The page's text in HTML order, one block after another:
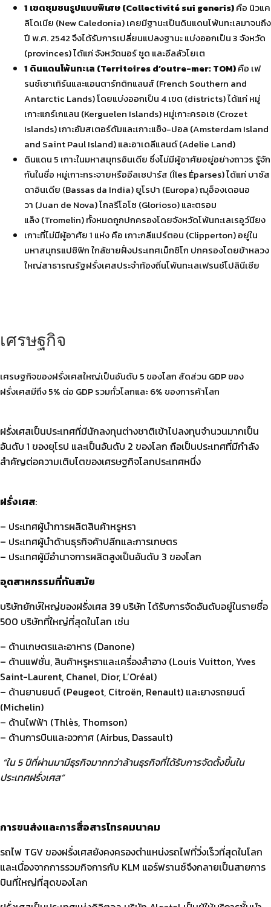
1 เขตชุมชนรูปแบบพิเศษ (Collectivité sui generis)คือ นิวแค
ลิโดเนีย (New Caledonia) เคยมีฐานะเป็นดินแดนโพ้นทะเลมาจนถึง
ปี พ.ศ. 2542 จึงได้รับการเปลี่ยนแปลงฐานะ แบ่งออกเป็น 3 จังหวัด
(provinces) ได้แก่ จังหวัดนอร์ ซูด และอีลลัวโยเต
1 ดินแดนโพ้นทะเล (Territoires d’outre-mer: TOM)คือ เฟ
รนช์เซาเทิร์นและแอนตาร์กติกแลนส์ (French Southern and
Antarctic Lands) โดยแบ่งออกเป็น 4 เขต (districts) ได้แก่ หมู่
เกาะแกร์เกแลน (Kerguelen Islands) หมู่เกาะครอเซ (Crozet
Islands) เกาะอัมสเตอร์ดัมและเกาะแซ็ง-ปอล (Amsterdam Island
and Saint Paul Island) และอาเดลีแลนด์ (Adelie Land)
ดินแดน 5 เกาะในมหาสมุทรอินเดีย ซึ่งไม่มีผู้อาศัยอยู่อย่างถาวร รู้จัก
กันในชื่อ หมู่เกาะกระจายหรืออีลเซปาร์ส (Îles Éparses) ได้แก่ บาซัส
ดาอินเดีย (Bassas da India) ยูโรปา (Europa) ฌุอ็องเดอนอ
วา (Juan de Nova) โกลรีโอโซ (Glorioso) และตรอม
แล็ง (Tromelin) ทั้งหมดถูกปกครองโดยจังหวัดโพ้นทะเลเรอูว์นียง
เกาะที่ไม่มีผู้อาศัย 1 แห่ง คือ เกาะกลีแปร์ตอน (Clipperton) อยู่ใน
มหาสมุทรแปซิฟิก ใกล้ชายฝั่งประเทศเม็กซิโก ปกครองโดยข้าหลวง
ใหญ่สาธารณรัฐฝรั่งเศสประจำท้องถิ่นโพ้นทะเลเฟรนช์โปลินีเซีย
เศรษฐกิจ
เศรษฐกิจของฝรั่งเศสใหญ่เป็นอันดับ 5 ของโลก สัดส่วน GDP ของ
ฝรั่งเศสมีถึง 5% ต่อ GDP รวมทั่วโลกและ 6% ของการค้าโลก
ฝรั่งเศสเป็นประเทศที่มีนักลงทุนต่างชาติเข้าไปลงทุนจำนวนมากเป็น
อันดับ 1 ของยุโรป และเป็นอันดับ 2 ของโลก ถือเป็นประเทศที่มีกำลัง
สำคัญต่อความเติบโตของเศรษฐกิจโลกประเทศหนึ่ง
ฝรั่งเศส:
– ประเทศผู้นำการผลิตสินค้าหรูหรา
– ประเทศผู้นำด้านธุรกิจค้าปลีกและการเกษตร
– ประเทศผู้มีอำนาจการผลิตสูงเป็นอันดับ 3 ของโลก
อุตสาหกรรมที่ทันสมัย
บริษัทยักษ์ใหญ่ของฝรั่งเศส 39 บริษัท ได้รับการจัดอันดับอยู่ในรายชื่อ
500 บริษัทที่ใหญ่ที่สุดในโลก เช่น
– ด้านเกษตรและอาหาร (Danone)
– ด้านแฟชั่น, สินค้าหรูหราและเครื่องสำอาง (Louis Vuitton, Yves
Saint-Laurent, Chanel, Dior, L’Oréal)
– ด้านยานยนต์ (Peugeot, Citroën, Renault) และยางรถยนต์
(Michelin)
– ด้านไฟฟ้า (Thlès, Thomson)
– ด้านการบินและอวกาศ (Airbus, Dassault)
“ใน 5 ปีที่ผ่านมามีธุรกิจมากกว่าล้านธุรกิจที่ได้รับการจัดตั้งขึ้นใน
ประเทศฝรั่งเศส”
การขนส่งและการสื่อสารโทรคมนาคม
รถไฟ TGV ของฝรั่งเศสยังคงครองตำแหน่งรถไฟที่วิ่งเร็วที่สุดในโลก
และเนื่องจากการรวมกิจการกับ KLM แอร์ฟรานซ์จึงกลายเป็นสายการ
บินที่ใหญ่ที่สุดของโลก